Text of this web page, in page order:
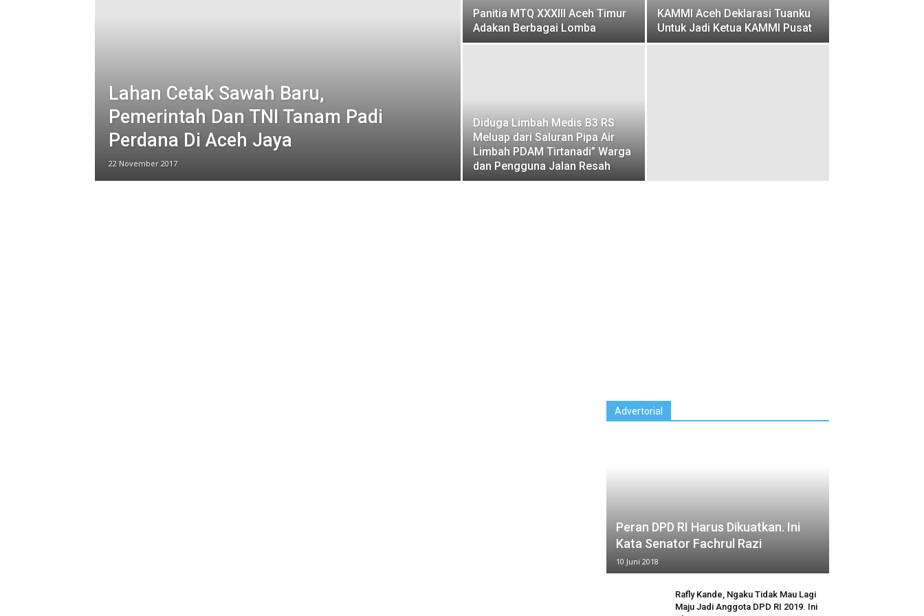
Lahan Cetak Sawah Baru,
Pemerintah Dan TNI Tanam Padi
Perdana Di Aceh Jaya
22 November 2017
Panitia MTQ XXXIII Aceh Timur
Adakan Berbagai Lomba
KAMMI Aceh Deklarasi Tuanku
Untuk Jadi Ketua KAMMI Pusat
Diduga Limbah Medis B3 RS
Meluap dari Saluran Pipa Air
Limbah PDAM Tirtanadi” Warga
dan Pengguna Jalan Resah
Advertorial
Peran DPD RI Harus Dikuatkan. Ini
Kata Senator Fachrul Razi
10 Juni 2018
Rafly Kande, Ngaku Tidak Mau Lagi
Maju Jadi Anggota DPD RI 2019. Ini